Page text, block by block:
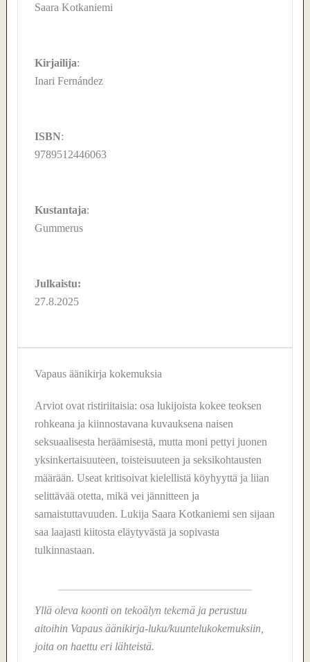
Saara Kotkaniemi
Kirjailija:
Inari Fernández
ISBN:
9789512446063
Kustantaja:
Gummerus
Julkaistu:
27.8.2025
Vapaus äänikirja kokemuksia
Arviot ovat ristiriitaisia: osa lukijoista kokee teoksen
rohkeana ja kiinnostavana kuvauksena naisen
seksuaalisesta heräämisestä, mutta moni pettyi juonen
yksinkertaisuuteen, toisteisuuteen ja seksikohtausten
määrään. Useat kritisoivat kielellistä köyhyyttä ja liian
selittävää otetta, mikä vei jännitteen ja
samaistuttavuuden. Lukija Saara Kotkaniemi sen sijaan
saa laajasti kiitosta eläytyvästä ja sopivasta
tulkinnastaan.
Yllä oleva koonti on tekoälyn tekemä ja perustuu
aitoihin Vapaus äänikirja-luku/kuuntelukokemuksiin,
joita on haettu eri lähteistä.